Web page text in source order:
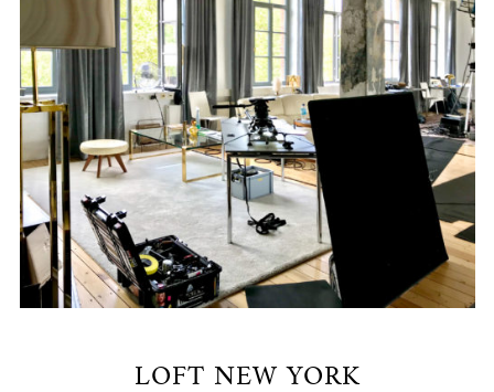
LOFT NEW YORK